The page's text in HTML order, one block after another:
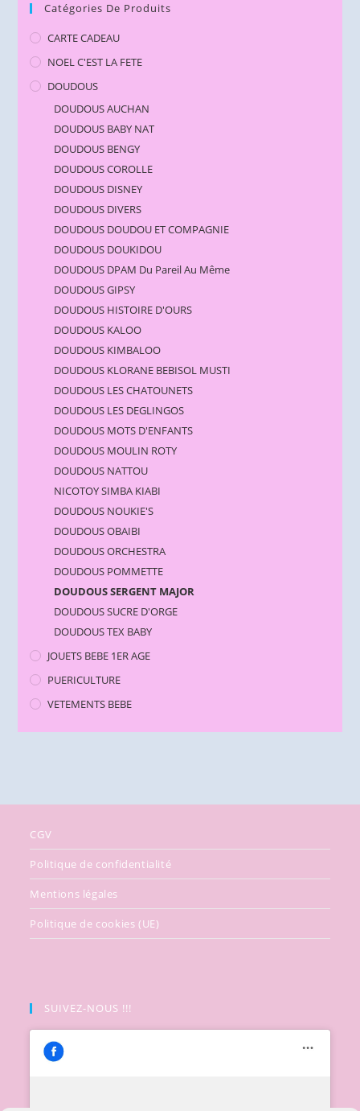
Catégories De Produits
CARTE CADEAU
NOEL C'EST LA FETE
DOUDOUS
DOUDOUS AUCHAN
DOUDOUS BABY NAT
DOUDOUS BENGY
DOUDOUS COROLLE
DOUDOUS DISNEY
DOUDOUS DIVERS
DOUDOUS DOUDOU ET COMPAGNIE
DOUDOUS DOUKIDOU
DOUDOUS DPAM Du Pareil Au Même
DOUDOUS GIPSY
DOUDOUS HISTOIRE D'OURS
DOUDOUS KALOO
DOUDOUS KIMBALOO
DOUDOUS KLORANE BEBISOL MUSTI
DOUDOUS LES CHATOUNETS
DOUDOUS LES DEGLINGOS
DOUDOUS MOTS D'ENFANTS
DOUDOUS MOULIN ROTY
DOUDOUS NATTOU
NICOTOY SIMBA KIABI
DOUDOUS NOUKIE'S
DOUDOUS OBAIBI
DOUDOUS ORCHESTRA
DOUDOUS POMMETTE
DOUDOUS SERGENT MAJOR
DOUDOUS SUCRE D'ORGE
DOUDOUS TEX BABY
JOUETS BEBE 1ER AGE
PUERICULTURE
VETEMENTS BEBE
CGV
Politique de confidentialité
Mentions légales
Politique de cookies (UE)
SUIVEZ-NOUS !!!